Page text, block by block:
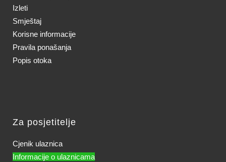
Izleti
Smještaj
Korisne informacije
Pravila ponašanja
Popis otoka
Za posjetitelje
Cjenik ulaznica
Informacije o ulaznicama